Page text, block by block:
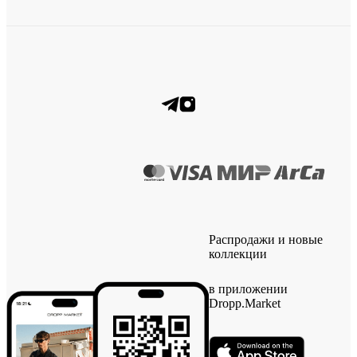
Распродажи и новые
коллекции
в приложении
Dropp.Market